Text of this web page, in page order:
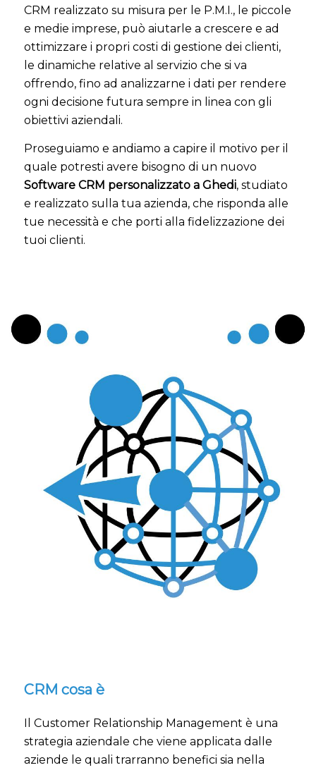
CRM realizzato su misura per le P.M.I., le piccole
e medie imprese, può aiutarle a crescere e ad
ottimizzare i propri costi di gestione dei clienti,
le dinamiche relative al servizio che si va
offrendo, fino ad analizzarne i dati per rendere
ogni decisione futura sempre in linea con gli
obiettivi aziendali.
Proseguiamo e andiamo a capire il motivo per il
quale potresti avere bisogno di un nuovo
Software CRM personalizzato a Ghedi, studiato
e realizzato sulla tua azienda, che risponda alle
tue necessità e che porti alla fidelizzazione dei
tuoi clienti.
CRM cosa è
Il Customer Relationship Management è una
strategia aziendale che viene applicata dalle
aziende le quali trarranno benefici sia nella